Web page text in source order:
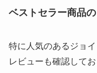
ベストセラー商品
特に人気のあるジョ
レビューも確認してお